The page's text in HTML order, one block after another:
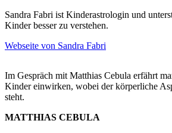
Sandra Fabri ist Kinderastrologin und
Kinder besser zu verstehen.
Webseite von Sandra Fabri
Im Gespräch mit Matthias Cebula erfährt
Kinder einwirken, wobei der körperliche
steht.
MATTHIAS CEBULA